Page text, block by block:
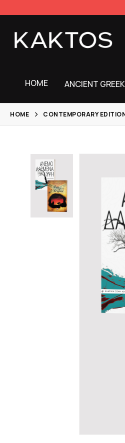
HOME ANCIENT
HOME CONTEMPORARY